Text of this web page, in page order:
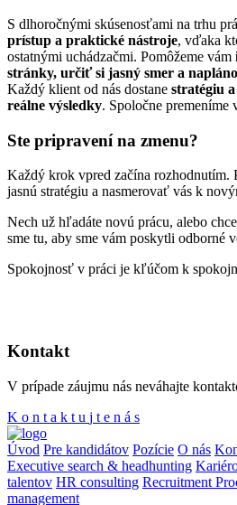
S dlhoročnými skúsenosťami na trhu
prístup a praktické nástroje, vďaka
ostatnými uchádzačmi. Pomôžeme vám
stránky, určiť si jasný smer a
Každý klient od nás dostane stratégiu
reálne výsledky. Spoločne premeníme
Ste pripravení na zmenu?
Každý krok vpred začína rozhodnutím.
jasnú stratégiu a nasmerovať vás k
Nech už hľadáte novú prácu, alebo
sme tu, aby sme vám poskytli odborné
Spokojnosť v práci je kľúčom k
Kontakt
V prípade záujmu nás neváhajte
K o n t a k t u j t e n á s
Úvod Pre kandidátov Pozície O nás
Executive search & headhunting
talentov HR consulting Recruitment
management